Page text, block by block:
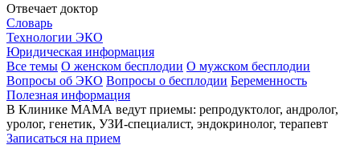
Отвечает доктор
Словарь
Технологии ЭКО
Юридическая информация
Все темы О женском бесплодии О мужском бесплодии
Вопросы об ЭКО Вопросы о бесплодии Беременность
Полезная информация
В Клинике МАМА ведут приемы: репродуктолог, андролог,
уролог, генетик, УЗИ-специалист, эндокринолог, терапевт
Записаться на прием